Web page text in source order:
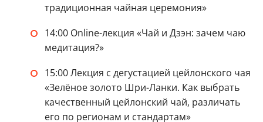
традиционная чайная церемония»
14:00 Online-лекция «Чай и Дзэн: зачем чаю
медитация?»
15:00 Лекция с дегустацией цейлонского чая
«Зелёное золото Шри-Ланки. Как выбрать
качественный цейлонский чай, различать
его по регионам и стандартам»